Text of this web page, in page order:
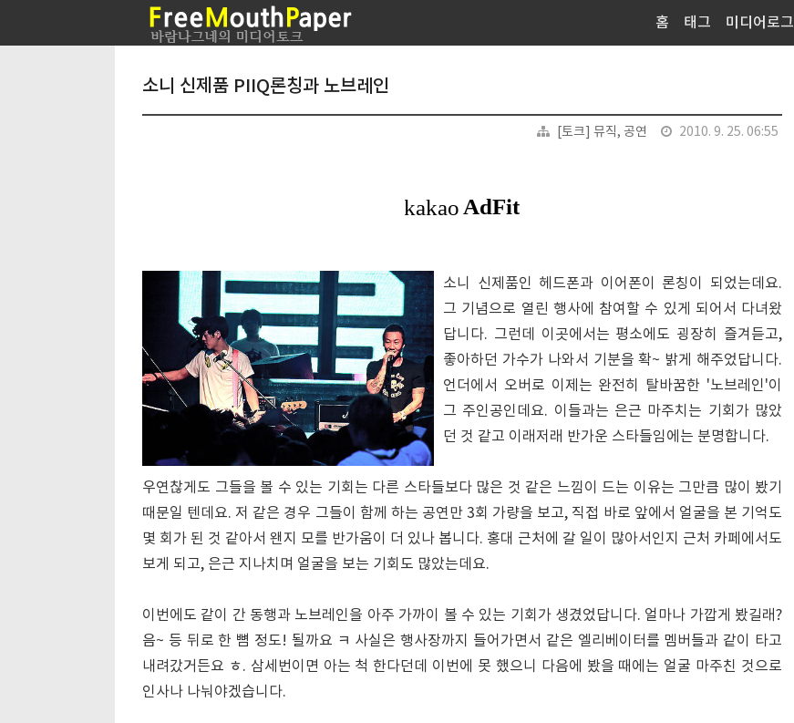
홈 태그 미디어로그
소니 신제품 PIIQ론칭과 노브레인
[토크] 뮤직, 공연 2010. 9. 25. 06:55
소니 신제품인 헤드폰과 이어폰이 론칭이 되었는데요.
그 기념으로 열린 행사에 참여할 수 있게 되어서 다녀왔
답니다. 그런데 이곳에서는 평소에도 굉장히 즐겨듣고,
좋아하던 가수가 나와서 기분을 확~ 밝게 해주었답니다.
언더에서 오버로 이제는 완전히 탈바꿈한 '노브레인'이
그 주인공인데요. 이들과는 은근 마주치는 기회가 많았
던 것 같고 이래저래 반가운 스타들임에는 분명합니다.
우연찮게도 그들을 볼 수 있는 기회는 다른 스타들보다 많은 것 같은 느낌이 드는 이유는 그만큼 많이 봤기
때문일 텐데요. 저 같은 경우 그들이 함께 하는 공연만 3회 가량을 보고, 직접 바로 앞에서 얼굴을 본 기억도
몇 회가 된 것 같아서 왠지 모를 반가움이 더 있나 봅니다. 홍대 근처에 갈 일이 많아서인지 근처 카페에서도
보게 되고, 은근 지나치며 얼굴을 보는 기회도 많았는데요.
이번에도 같이 간 동행과 노브레인을 아주 가까이 볼 수 있는 기회가 생겼었답니다. 얼마나 가깝게 봤길래?
음~ 등 뒤로 한 뼘 정도! 될까요 ㅋ 사실은 행사장까지 들어가면서 같은 엘리베이터를 멤버들과 같이 타고
내려갔거든요 ㅎ. 삼세번이면 아는 척 한다던데 이번에 못 했으니 다음에 봤을 때에는 얼굴 마주친 것으로
인사나 나눠야겠습니다.